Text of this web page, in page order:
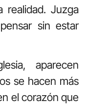
Juzga
sin estar
aparecen
se hacen más
el corazón que